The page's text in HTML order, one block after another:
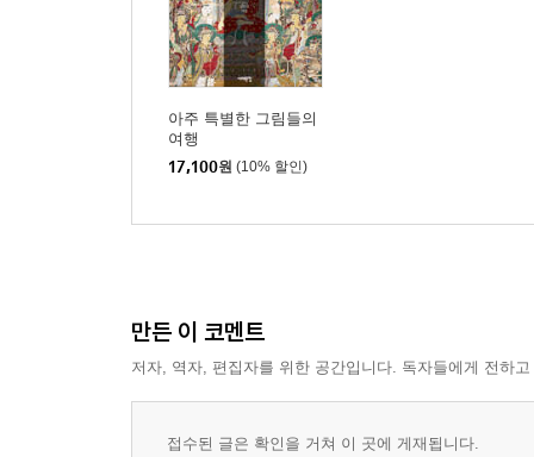
아주 특별한 그림들의
여행
17,100원 (10% 할인)
만든 이 코멘트
저자, 역자, 편집자를 위한 공간입니다. 독자들에게 전하
접수된 글은 확인을 거쳐 이 곳에 게재됩니다.